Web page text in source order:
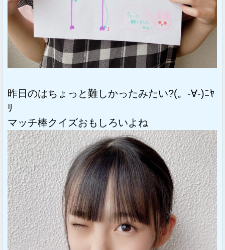
昨日のはちょっと難しかったみたい?(。-∀-)ﾆﾔ
ﾘ
マッチ棒クイズおもしろいよね